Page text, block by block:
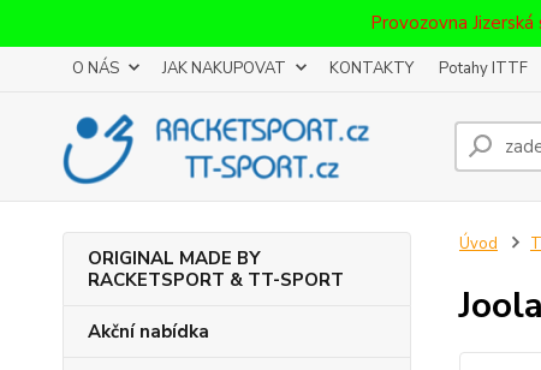
Provozovna
O NÁS JAK NAKUPOVAT KONTAKTY Potahy ITTF
ORIGINAL MADE BY
RACKETSPORT & TT-SPORT
Akční nabídka
Úvod